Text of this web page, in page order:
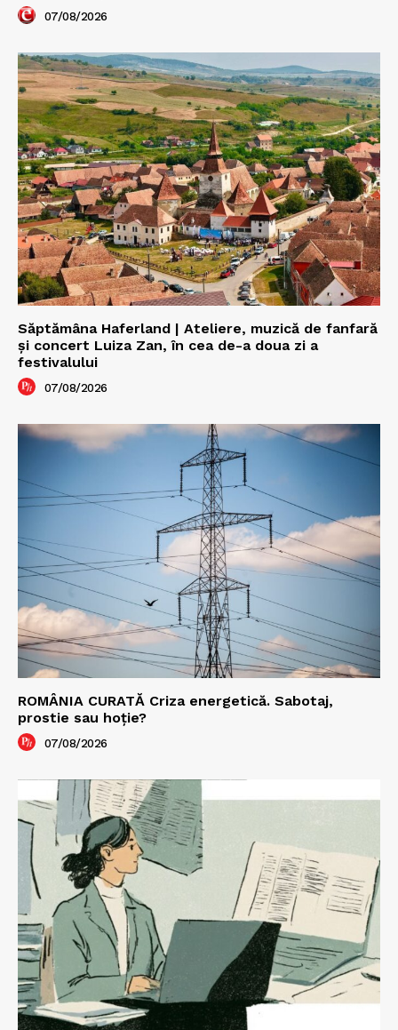
07/08/2026
Săptămâna Haferland | Ateliere, muzică de fanfară
şi concert Luiza Zan, în cea de-a doua zi a
festivalului
07/08/2026
ROMÂNIA CURATĂ Criza energetică. Sabotaj,
prostie sau hoție?
07/08/2026